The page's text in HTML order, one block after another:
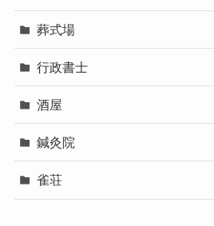
葬式場
行政書士
酒屋
鍼灸院
雀荘